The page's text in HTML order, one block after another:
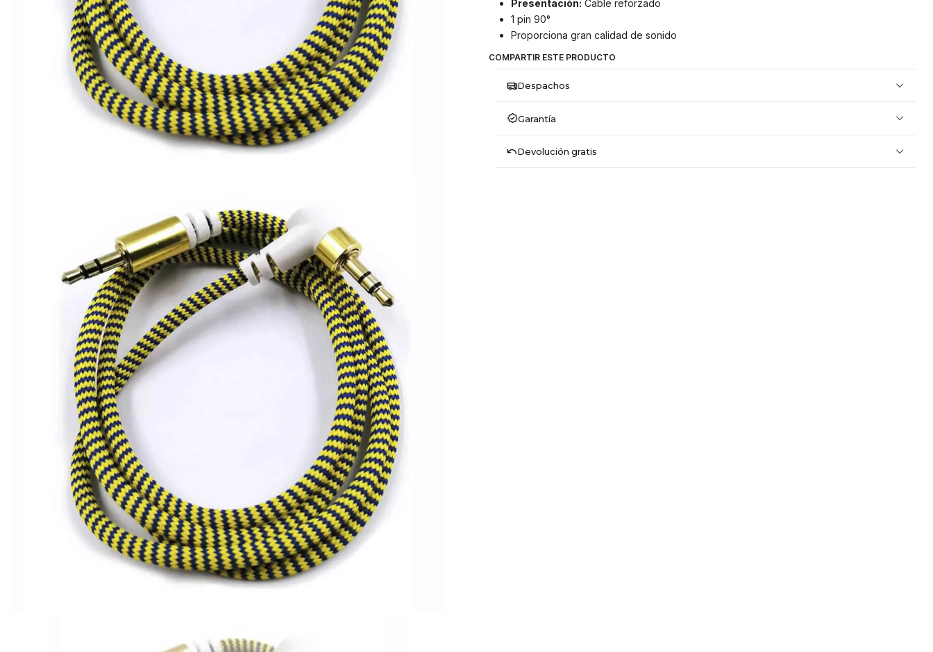
Presentación: Cable reforzado
1 pin 90°
Proporciona gran calidad de sonido
COMPARTIR ESTE PRODUCTO
Despachos
Garantía
Devolución gratis